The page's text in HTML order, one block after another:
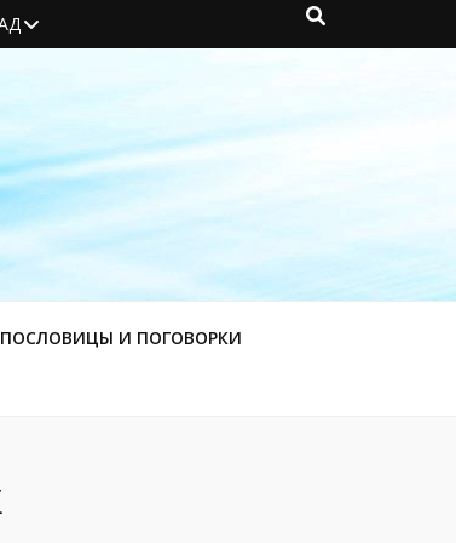
ПОСЛОВИЦЫ И ПОГОВОРКИ